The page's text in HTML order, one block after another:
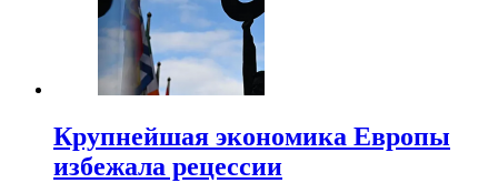
Крупнейшая экономика Европы
избежала рецессии